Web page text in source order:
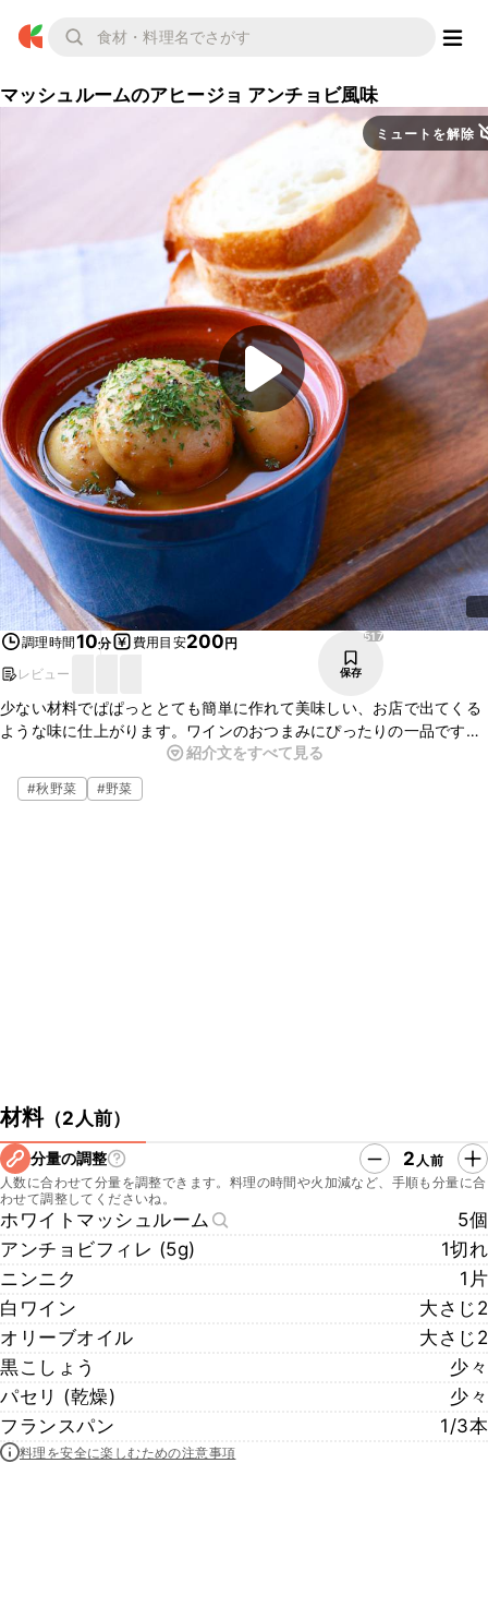
マッシュルームのアヒージョ アンチョビ風味
ミュートを解除
調理時間10分 費用目安200円
レビュー
517
保存
少ない材料でぱぱっととても簡単に作れて美味しい、お店で出てくる
ような味に仕上がります。ワインのおつまみにぴったりの一品です。
マッシュルーム以外にも他のきのこで代用して頂いてもとても美味し
く頂けます。ぜひ気軽に作ってみてくださいね。
紹介文をすべて見る
#秋野菜 #野菜
材料（2人前）
分量の調整 2 人前
人数に合わせて分量を調整できます。料理の時間や火加減など、手順も分量に合
わせて調整してくださいね。
ホワイトマッシュルーム
5個
アンチョビフィレ (5g)
1切れ
ニンニク
1片
白ワイン
大さじ2
オリーブオイル
大さじ2
黒こしょう
少々
パセリ (乾燥)
少々
フランスパン
1/3本
料理を安全に楽しむための注意事項